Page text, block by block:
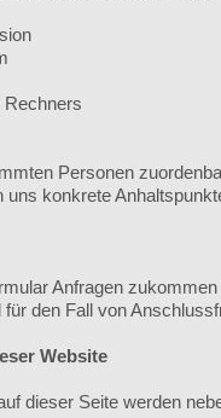
Rechners
Personen
uns konkrete
Anfragen
für den Fall von
Website
dieser Seite werden